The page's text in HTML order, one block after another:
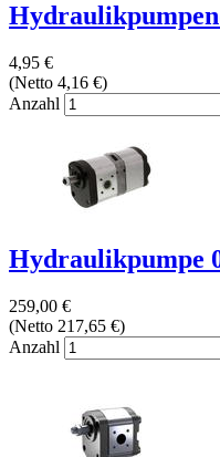
4,95 €
(Netto 4,16 €)
Anzahl
Hydraulikpumpe
259,00 €
(Netto 217,65 €)
Anzahl